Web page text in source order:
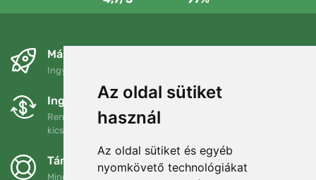
Az oldal sütiket
használ
Az oldal sütiket és egyéb
nyomkövető technológiákat
Másnapra és ingyenesen
Ingyenes szállítás a következő összeg felett: 80 EUR
Ingyenes csere és visszaküldés
Rendelését 90 napon belül bármikor visszaküldheti vagy
kicserélheti.
Támogatjuk a Trees.org-ot
Minden megrendelésért ültetünk egy fát! Bővebben